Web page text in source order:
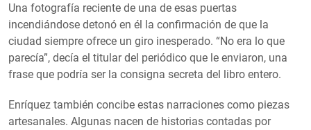
Una fotografía reciente de una de esas puertas
incendiándose detonó en él la confirmación de que la
ciudad siempre ofrece un giro inesperado. “No era lo que
parecía”, decía el titular del periódico que le enviaron, una
frase que podría ser la consigna secreta del libro entero.
Enríquez también concibe estas narraciones como piezas
artesanales. Algunas nacen de historias contadas por